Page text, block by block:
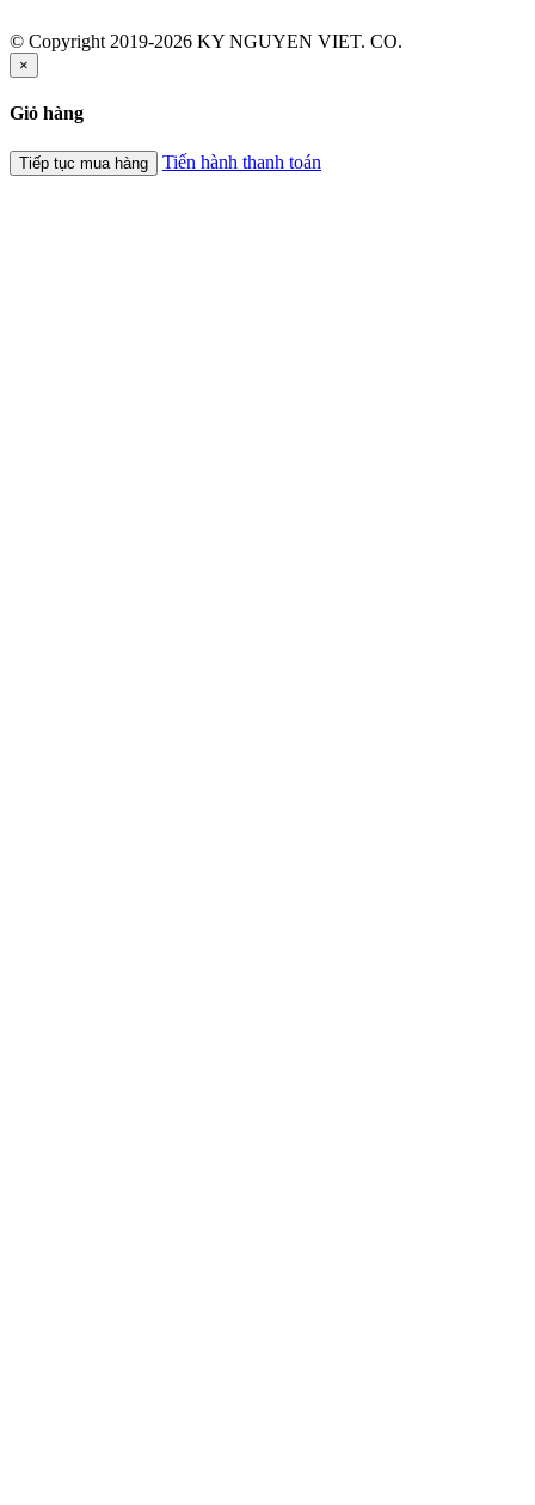
© Copyright 2019-2026 KY NGUYEN VIET. CO.
×
Giỏ hàng
Tiếp tục mua hàng Tiến hành thanh toán